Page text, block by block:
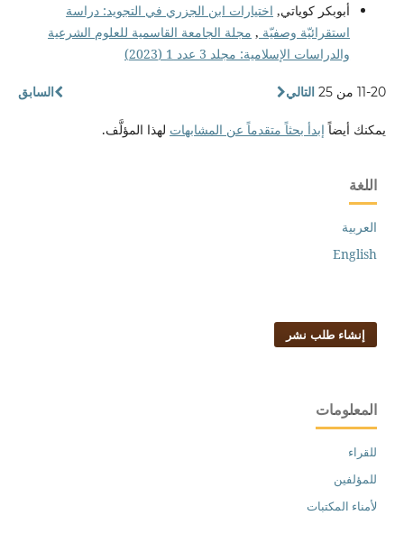
أبوبكر كوياتي, اختيارات ابن الجزري في التجويد: دراسة
استقرائيّة وصفيّة , مجلة الجامعة القاسمية للعلوم الشرعية
والدراسات الإسلامية: مجلد 3 عدد 1 (2023)
السابق 11-20 من 25 التالي
يمكنك أيضاً إبدأ بحثاً متقدماً عن المشابهات لهذا المؤلَّف.
اللغة
العربية
English
إنشاء طلب نشر
المعلومات
للقراء
للمؤلفين
لأمناء المكتبات